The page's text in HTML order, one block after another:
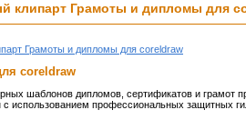
клипарт Грамоты и дипломы для
Грамоты и дипломы для coreldraw
coreldraw
шаблонов дипломов, сертификатов и грамот
использованием профессиональных защитных